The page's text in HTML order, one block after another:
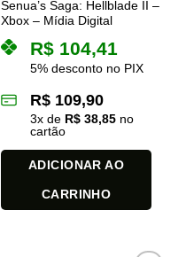
Senua’s Saga: Hellblade II –
Xbox – Mídia Digital
R$ 104,41
5% desconto no PIX
R$ 109,90
3x de R$ 38,85 no
cartão
ADICIONAR AO
CARRINHO